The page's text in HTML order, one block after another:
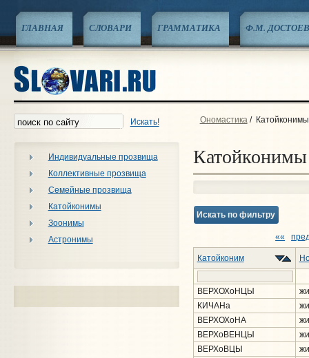
ГЛАВНАЯ СЛОВАРИ ГРАММАТИКА Ф.М.
Искать!
Индивидуальные прозвища
Коллективные прозвища
Семейные прозвища
Катойконимы
Зоонимы
Астронимы
Ономастика/ Катойконимы
Катойконимы
Искать по фильтру
««
Катойконим
ВЕРХОХоНЦЫ
КИЧАНа
ВЕРХОХоНА
ВЕРХоВЕНЦЫ
ВЕРХоВЦЫ